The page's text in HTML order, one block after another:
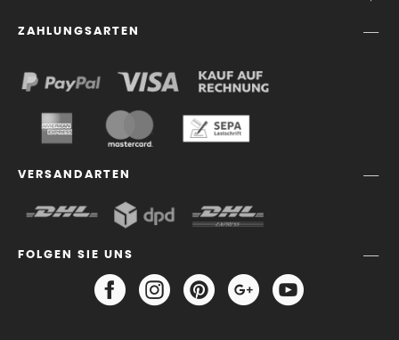
ZAHLUNGSARTEN
VERSANDARTEN
FOLGEN SIE UNS